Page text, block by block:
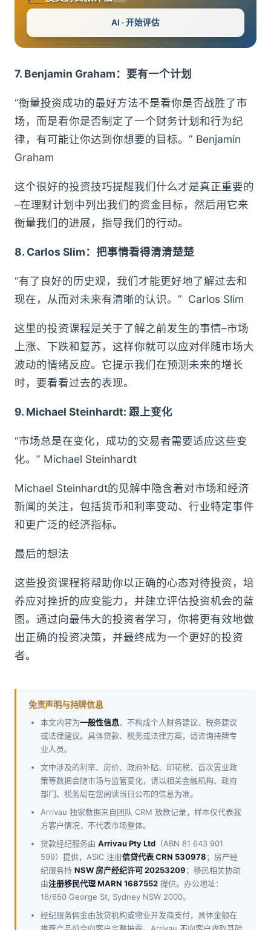
AI · 开始评估
7. Benjamin Graham：要有一个计划
“衡量投资成功的最好方法不是看你是否战胜了市
场，而是看你是否制定了一个财务计划和行为纪
律，有可能让你达到你想要的目标。” Benjamin
Graham
这个很好的投资技巧提醒我们什么才是真正重要的
–在理财计划中列出我们的资金目标，然后用它来
衡量我们的进展，指导我们的行动。
8. Carlos Slim：把事情看得清清楚楚
“有了良好的历史观，我们才能更好地了解过去和
现在，从而对未来有清晰的认识。” Carlos Slim
这里的投资课程是关于了解之前发生的事情–市场
上涨、下跌和复苏，这样你就可以应对伴随市场大
波动的情绪反应。它提示我们在预测未来的增长
时，要看看过去的表现。
9. Michael Steinhardt: 跟上变化
“市场总是在变化，成功的交易者需要适应这些变
化。” Michael Steinhardt
Michael Steinhardt的见解中隐含着对市场和经济
新闻的关注，包括货币和利率变动、行业特定事件
和更广泛的经济指标。
最后的想法
这些投资课程将帮助你以正确的心态对待投资，培
养应对挫折的应变能力，并建立评估投资机会的蓝
图。通过向最伟大的投资者学习，你将更有效地做
出正确的投资决策，并最终成为一个更好的投资
者。
免责声明与持牌信息
本文内容为一般性信息，不构成个人财务建议、税务建议
或法律建议。具体贷款、税务或法律方案，请咨询持牌专
业人员。
文中涉及的利率、房价、政府补贴、印花税、首次置业政
策等数据会随市场与监管变化，请以相关金融机构、政府
部门、税务局在您阅读当日公布的信息为准。
Arrivau 独家数据来自团队 CRM 放款记录，样本仅代表我
方客户情况，不代表市场整体。
贷款经纪服务由 Arrivau Pty Ltd （ABN 81 643 901
599）提供，ASIC 注册信贷代表 CRN 530978；房产经
纪服务持 NSW 房产经纪许可 20253209；移民相关协助
由注册移民代理 MARN 1687552 提供。办公地址：
16/650 George St, Sydney NSW 2000。
经纪服务佣金由放贷机构或物业开发商支付，具体金额在